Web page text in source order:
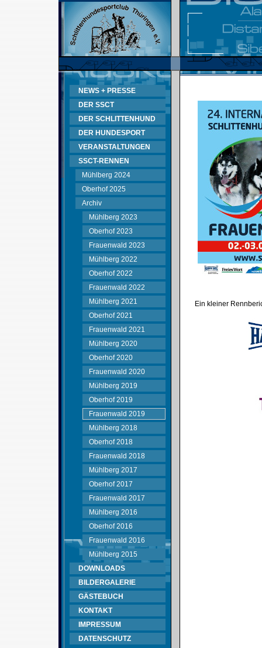
NEWS + PRESSE
DER SSCT
DER SCHLITTENHUND
DER HUNDESPORT
VERANSTALTUNGEN
SSCT-RENNEN
Mühlberg 2024
Oberhof 2025
Archiv
Mühlberg 2023
Oberhof 2023
Frauenwald 2023
Mühlberg 2022
Oberhof 2022
Frauenwald 2022
Mühlberg 2021
Oberhof 2021
Frauenwald 2021
Mühlberg 2020
Oberhof 2020
Frauenwald 2020
Mühlberg 2019
Oberhof 2019
Frauenwald 2019
Mühlberg 2018
Oberhof 2018
Frauenwald 2018
Mühlberg 2017
Oberhof 2017
Frauenwald 2017
Mühlberg 2016
Oberhof 2016
Frauenwald 2016
Mühlberg 2015
DOWNLOADS
BILDERGALERIE
GÄSTEBUCH
KONTAKT
IMPRESSUM
DATENSCHUTZ
Ein kleiner